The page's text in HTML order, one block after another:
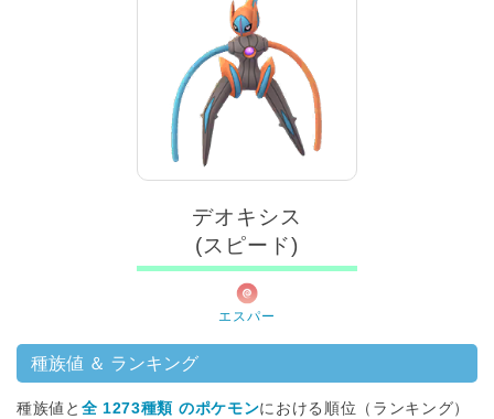
デオキシス
(スピード)
エスパー
種族値 ＆ ランキング
種族値と 全 1273種類 のポケモンにおける順位（ランキング）